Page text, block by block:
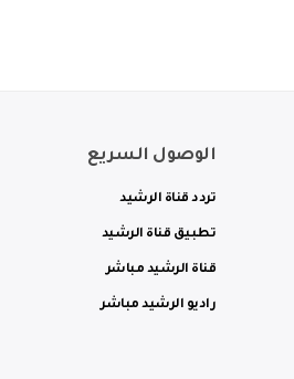
الوصول السريع
تردد قناة الرشيد
تطبيق قناة الرشيد
قناة الرشيد مباشر
راديو الرشيد مباشر